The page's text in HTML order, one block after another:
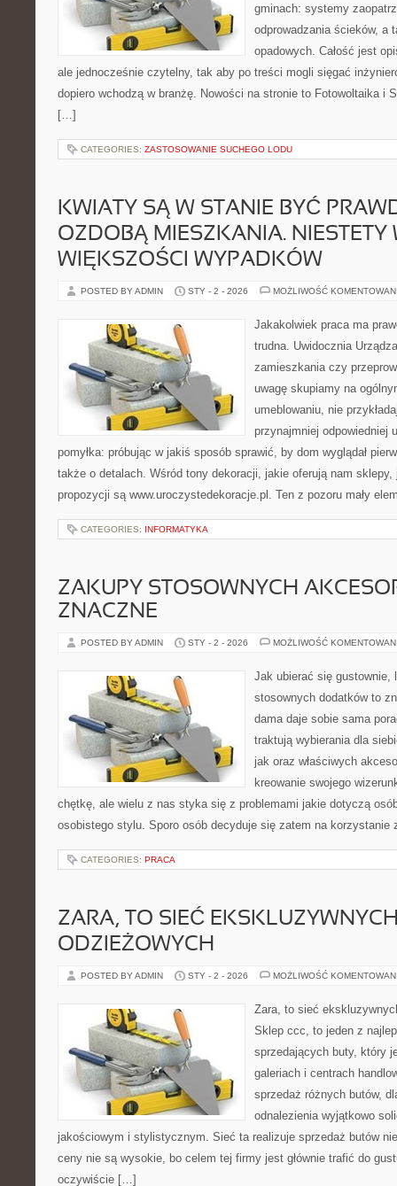
gminach: systemy
odprowadzania ścieków, a
opadowych. Całość jest
ale jednocześnie czytelny, tak aby po treści mogli sięgać
dopiero wchodzą w branżę. Nowości na stronie to Fotowoltaika i
[…]
CATEGORIES: ZASTOSOWANIE SUCHEGO LODU
KWIATY SĄ W STANIE BYĆ
OZDOBĄ MIESZKANIA. NIESTETY
WIĘKSZOŚCI WYPADKÓW
POSTED BY ADMIN STY - 2 - 2026 MOŻLIWOŚĆ
Jakakolwiek praca ma
trudna. Uwidocznia
zamieszkania czy
uwagę skupiamy na
umeblowaniu, nie
przynajmniej odpowiedniej
pomyłka: próbując w jakiś sposób sprawić, by dom wyglądał
także o detalach. Wśród tony dekoracji, jakie oferują nam
propozycji są www.uroczystedekoracje.pl. Ten z pozoru mały
CATEGORIES: INFORMATYKA
ZAKUPY STOSOWNYCH
ZNACZNE
POSTED BY ADMIN STY - 2 - 2026 MOŻLIWOŚĆ
Jak ubierać się gustownie,
stosownych dodatków to
dama daje sobie sama
traktują wybierania dla
jak oraz właściwych
kreowanie swojego
chętkę, ale wielu z nas styka się z problemami jakie dotyczą
osobistego stylu. Sporo osób decyduje się zatem na
CATEGORIES: PRACA
ZARA, TO SIEĆ
ODZIEŻOWYCH
POSTED BY ADMIN STY - 2 - 2026 MOŻLIWOŚĆ
Zara, to sieć
Sklep ccc, to jeden z
sprzedających buty, który
galeriach i centrach
sprzedaż różnych butów,
odnalezienia wyjątkowo
jakościowym i stylistycznym. Sieć ta realizuje sprzedaż butów
ceny nie są wysokie, bo celem tej firmy jest głównie trafić do
oczywiście […]